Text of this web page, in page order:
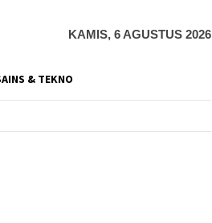
KAMIS, 6 AGUSTUS 2026
& TEKNO